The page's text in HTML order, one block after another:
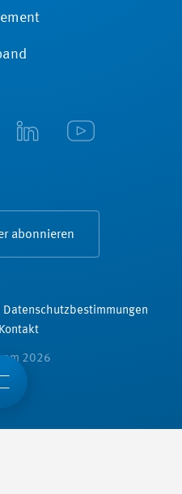
abonnieren
Datenschutzbestimmungen
Kontakt
2026